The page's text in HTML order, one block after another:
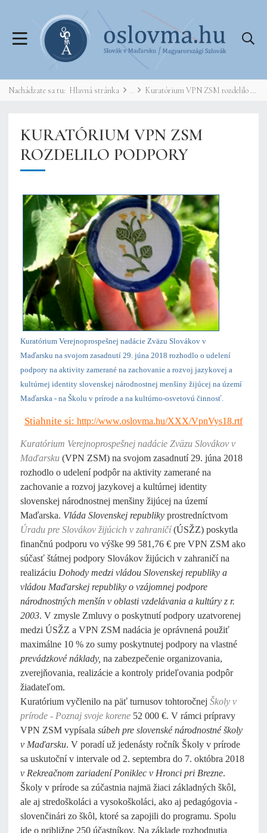
Nachádzate sa tu: Hlavná stránka Kuratórium VPN ZSM rozdelilo podpory
KURATÓRIUM VPN ZSM
ROZDELILO PODPORY
Kuratórium Verejnoprospešnej nadácie Zväzu Slovákov v
Maďarsku na svojom zasadnutí 29. júna 2018 rozhodlo o udelení
podpory na aktivity zamerané na zachovanie a rozvoj jazykovej a
kultúrnej identity slovenskej národnostnej menšiny žijúcej na území
Maďarska - na Školu v prírode a na kultúrno-osvetovú činnosť.
Stiahnite si: http://www.oslovma.hu/XXX/VpnVys18.rtf
Kuratórium Verejnoprospešnej nadácie Zväzu Slovákov v
Maďarsku (VPN ZSM) na svojom zasadnutí 29. júna 2018
rozhodlo o udelení podpôr na aktivity zamerané na
zachovanie a rozvoj jazykovej a kultúrnej identity
slovenskej národnostnej menšiny žijúcej na území
Maďarska. Vláda Slovenskej republiky prostredníctvom
Úradu pre Slovákov žijúcich v zahraničí(ÚSŽZ) poskytla
finančnú podporu vo výške 99 581,76 € pre VPN ZSM ako
súčasť štátnej podpory Slovákov žijúcich v zahraničí na
realizáciu Dohody medzi vládou Slovenskej republiky a
vládou Maďarskej republiky o vzájomnej podpore
národnostných menšín v oblasti vzdelávania a kultúry z r.
2003. V zmysle Zmluvy o poskytnutí podpory uzatvorenej
medzi ÚSŽZ a VPN ZSM nadácia je oprávnená použiť
maximálne 10 % zo sumy poskytnutej podpory na vlastné
prevádzkové náklady, na zabezpečenie organizovania,
zverejňovania, realizácie a kontroly prideľovania podpôr
žiadateľom.
Kuratórium vyčlenilo na päť turnusov tohtoročnej Školy v
prírode - Poznaj svoje korene 52 000 €. V rámci prípravy
VPN ZSM vypísala súbeh pre slovenské národnostné školy
v Maďarsku. V poradí už jedenásty ročník Školy v prírode
sa uskutoční v intervale od 2. septembra do 7. októbra 2018
v Rekreačnom zariadení Poniklec v Hronci pri Brezne.
Školy v prírode sa zúčastnia najmä žiaci základných škôl,
ale aj stredoškoláci a vysokoškoláci, ako aj pedagógovia -
slovenčinári zo škôl, ktoré sa zapojili do programu. Spolu
ide o približne 250 účastníkov. Na základe rozhodnutia